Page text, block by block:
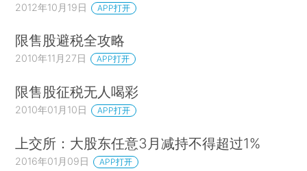
2012年10月19日 APP打开
限售股避税全攻略
2010年11月27日 APP打开
限售股征税无人喝彩
2010年01月10日 APP打开
上交所：大股东任意3月减持不得超过1%
2016年01月09日 APP打开